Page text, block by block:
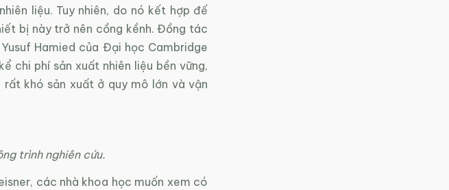
liệu. Tuy nhiên, do nó kết hợp đế
bị này trở nên cồng kềnh. Đồng tác
Hamied của Đại học Cambridge
chi phí sản xuất nhiên liệu bền vững,
rất khó sản xuất ở quy mô lớn và vận
trình nghiên cứu.
các nhà khoa học muốn xem có